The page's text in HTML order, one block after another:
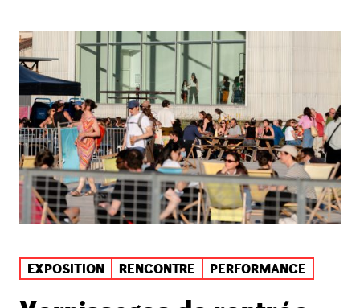
EXPOSITION RENCONTRE PERFORMANCE